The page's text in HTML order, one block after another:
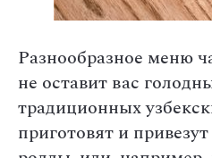
Разнообразное меню
не оставит вас
традиционных
приготовят и